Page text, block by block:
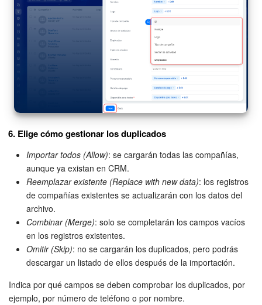
6. Elige cómo gestionar los duplicados
Importar todos (Allow): se cargarán todas las compañías,
aunque ya existan en CRM.
Reemplazar existente (Replace with new data): los registros
de compañías existentes se actualizarán con los datos del
archivo.
Combinar (Merge): solo se completarán los campos vacíos
en los registros existentes.
Omitir (Skip): no se cargarán los duplicados, pero podrás
descargar un listado de ellos después de la importación.
Indica por qué campos se deben comprobar los duplicados, por
ejemplo, por número de teléfono o por nombre.